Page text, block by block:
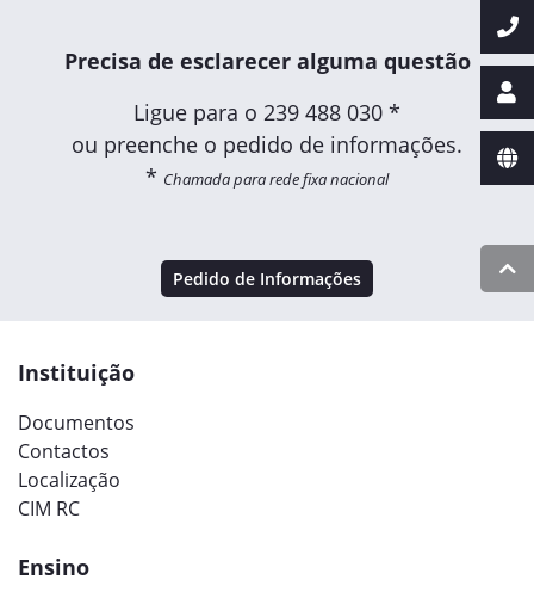
Precisa de esclarecer alguma questão
Ligue para o 239 488 030 *
ou preenche o pedido de informações.
* Chamada para rede fixa nacional
Pedido de Informações
Instituição
Documentos
Contactos
Localização
CIM RC
Ensino